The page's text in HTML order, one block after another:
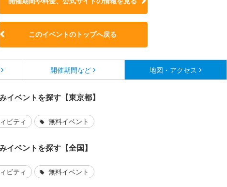
このイベントのトップへ戻る
開催期間など 地図・アクセス
イベントを探す【東京都】
ビティ 無料イベント
イベントを探す【全国】
ビティ 無料イベント